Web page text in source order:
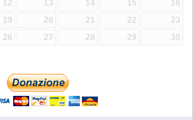
12 13 14 15
16
19 20 21 22
23
26 27 28 29
30